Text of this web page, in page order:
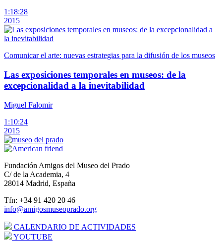
1:18:28
2015
Comunicar el arte: nuevas estrategias para la difusión de los museos
Las exposiciones temporales en museos: de la
excepcionalidad a la inevitabilidad
Miguel Falomir
1:10:24
2015
Fundación Amigos del Museo del Prado
C/ de la Academia, 4
28014 Madrid, España
Tfn: +34 91 420 20 46
info@amigosmuseoprado.org
CALENDARIO DE ACTIVIDADES
YOUTUBE